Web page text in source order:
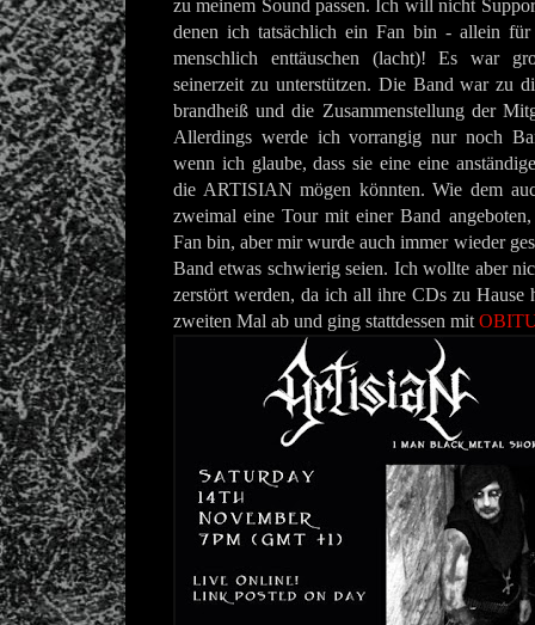
zu meinem Sound passen. Ich will nicht
denen ich tatsächlich ein Fan bin - allein
menschlich enttäuschen (lacht)! Es war
seinerzeit zu unterstützen. Die Band war zu
brandheiß und die Zusammenstellung der
Allerdings werde ich vorrangig nur noch
wenn ich glaube, dass sie eine eine
die ARTISIAN mögen könnten. Wie dem
zweimal eine Tour mit einer Band
Fan bin, aber mir wurde auch immer wieder
Band etwas schwierig seien. Ich wollte aber
zerstört werden, da ich all ihre CDs zu Hause
zweiten Mal ab und ging stattdessen mit